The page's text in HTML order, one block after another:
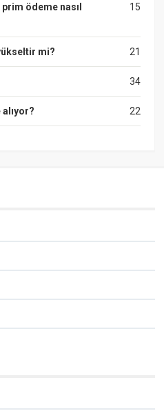
15
prim ödeme nasıl
21
mi?
34
22
alıyor?